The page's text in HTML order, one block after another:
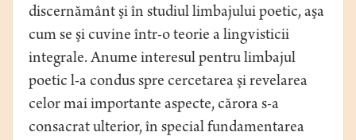
discernământ şi în studiul limbajului poetic, aşa
cum se şi cuvine într-o teorie a lingvisticii
integrale. Anume interesul pentru limbajul
poetic l-a condus spre cercetarea şi revelarea
celor mai importante aspecte, cărora s-a
consacrat ulterior, în special fundamentarea